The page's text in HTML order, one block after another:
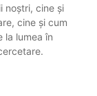
noștri, cine și
cine și cum
la lumea în